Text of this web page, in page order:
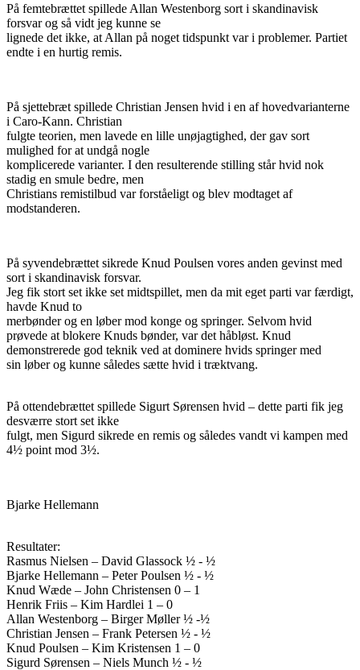
På femtebrættet spillede Allan Westenborg sort i skandinavisk
forsvar og så vidt jeg kunne se
lignede det ikke, at Allan på noget tidspunkt var i problemer. Partiet
endte i en hurtig remis.
På sjettebræt spillede Christian Jensen hvid i en af hovedvarianterne
i Caro-Kann. Christian
fulgte teorien, men lavede en lille unøjagtighed, der gav sort
mulighed for at undgå nogle
komplicerede varianter. I den resulterende stilling står hvid nok
stadig en smule bedre, men
Christians remistilbud var forståeligt og blev modtaget af
modstanderen.
På syvendebrættet sikrede Knud Poulsen vores anden gevinst med
sort i skandinavisk forsvar.
Jeg fik stort set ikke set midtspillet, men da mit eget parti var færdigt,
havde Knud to
merbønder og en løber mod konge og springer. Selvom hvid
prøvede at blokere Knuds bønder, var det håbløst. Knud
demonstrerede god teknik ved at dominere hvids springer med
sin løber og kunne således sætte hvid i træktvang.
På ottendebrættet spillede Sigurt Sørensen hvid – dette parti fik jeg
desværre stort set ikke
fulgt, men Sigurd sikrede en remis og således vandt vi kampen med
4½ point mod 3½.
Bjarke Hellemann
Resultater:
Rasmus Nielsen – David Glassock ½ - ½
Bjarke Hellemann – Peter Poulsen ½ - ½
Knud Wæde – John Christensen 0 – 1
Henrik Friis – Kim Hardlei 1 – 0
Allan Westenborg – Birger Møller ½ -½
Christian Jensen – Frank Petersen ½ - ½
Knud Poulsen – Kim Kristensen 1 – 0
Sigurd Sørensen – Niels Munch ½ - ½